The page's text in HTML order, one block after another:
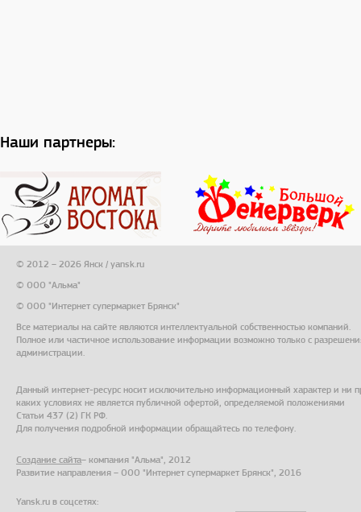
Наши партнеры:
© 2012 – 2026 Янск / yansk.ru
© ООО "Альма"
© ООО "Интернет супермаркет Брянск"
Все материалы на сайте являются интеллектуальной собственностью компаний.
Полное или частичное использование информации возможно только с
администрации.
Данный интернет-ресурс носит исключительно информационный характер и ни
каких условиях не является публичной офертой, определяемой положениями
Статьи 437 (2) ГК РФ.
Для получения подробной информации обращайтесь по телефону.
Создание сайта– компания "Альма", 2012
Развитие направления – ООО "Интернет супермаркет Брянск", 2016
Yansk.ru в соцсетях: